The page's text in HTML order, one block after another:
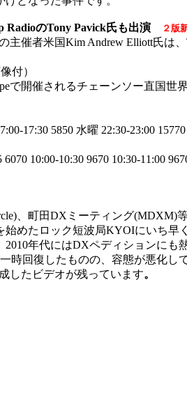
RadioのTony Pavick氏も出演 ２版
主催者米国Kim Andrew Elliott氏
付）
で開催されるチェーンソー直国世
17:30 5850 水曜 22:30-23:00 15770
10:00-10:30 9670 10:30-11:00
、町田DXミーティング
めたロック短波局KYOIにいち
年代にはDXペディションに
時回復したものの、容態が悪化し
したビデオが残っています。